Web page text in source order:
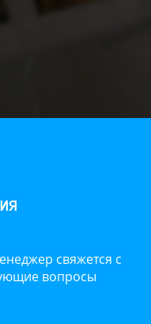
свяжется с
вопросы